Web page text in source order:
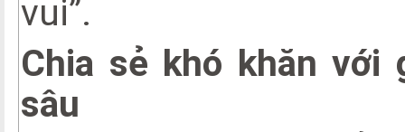
vui”.
Chia sẻ khó khăn với
sâu